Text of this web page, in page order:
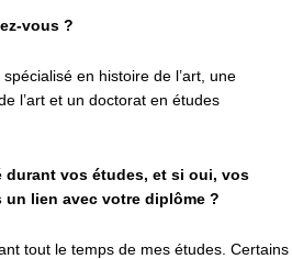
vous ?
en histoire de l’art, une
l’art et un doctorat en études
durant vos études, et si oui, vos
lien avec votre diplôme ?
tout le temps de mes études. Certains